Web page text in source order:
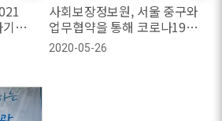
사회보장정보원, 서울 중구와
업무협약을 통해 코로나19
실직가정 청소년에게 장학금
후원
2020-05-26